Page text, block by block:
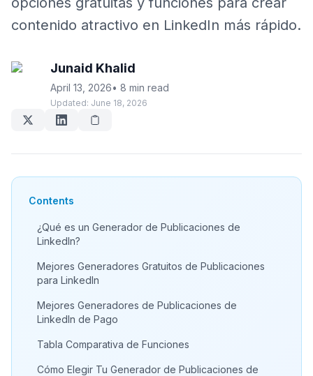
contenido atractivo en LinkedIn más rápido.
Junaid Khalid
April 13, 2026• 8 min read
Updated: June 18, 2026
Contents
¿Qué es un Generador de Publicaciones de
LinkedIn?
Mejores Generadores Gratuitos de Publicaciones
para LinkedIn
Mejores Generadores de Publicaciones de
LinkedIn de Pago
Tabla Comparativa de Funciones
Cómo Elegir Tu Generador de Publicaciones de